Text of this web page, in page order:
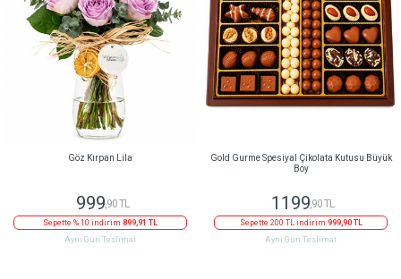
Göz Kırpan Lila
999,90 TL
Sepette % 10 indirim 899,91 TL
Aynı Gün Teslimat
Gold Gurme Spesiyal Çikolata Kutusu Büyük
Boy
1199 ,90 TL
Sepette 200 TL indirim 999,90 TL
Aynı Gün Teslimat